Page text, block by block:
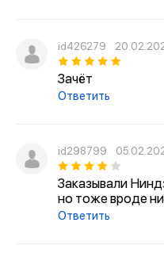
id426279
Зачёт
Ответить
id298799
Заказывали
но тоже вроде
Ответить